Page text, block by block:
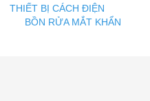
THIẾT BỊ CÁCH ĐIỆN
BỒN RỬA MẮT KHẨN